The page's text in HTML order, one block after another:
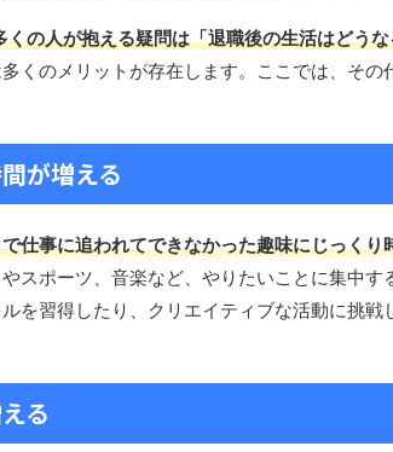
の人が抱える疑問は「退職後の生活はどう
くのメリットが存在します。ここでは、その
が増える
仕事に追われてできなかった趣味にじっくり
スポーツ、音楽など、やりたいことに集中す
を習得したり、クリエイティブな活動に挑戦
る